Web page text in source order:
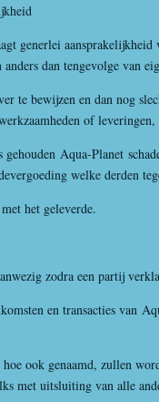
generlei
anders dan tengevolge van
te bewijzen en dan nog
of
Aqua-Planet
welke derden
het geleverde.
zodra een partij
en transacties van
ook genaamd, zullen
met uitsluiting van alle